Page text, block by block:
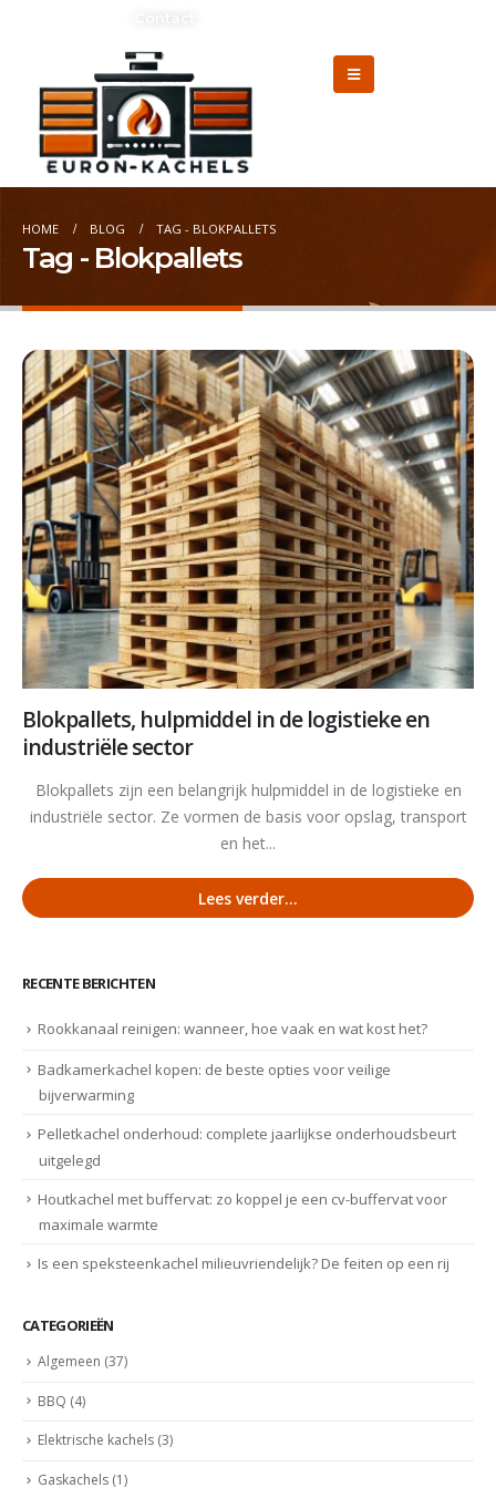
HOME BLOG TAG - BLOKPALLETS
Tag - Blokpallets
Blokpallets, hulpmiddel in de logistieke en
industriële sector
Blokpallets zijn een belangrijk hulpmiddel in de logistieke en
industriële sector. Ze vormen de basis voor opslag, transport
en het...
Lees verder...
RECENTE BERICHTEN
Rookkanaal reinigen: wanneer, hoe vaak en wat kost het?
Badkamerkachel kopen: de beste opties voor veilige
bijverwarming
Pelletkachel onderhoud: complete jaarlijkse onderhoudsbeurt
uitgelegd
Houtkachel met buffervat: zo koppel je een cv-buffervat voor
maximale warmte
Is een speksteenkachel milieuvriendelijk? De feiten op een rij
CATEGORIEËN
Algemeen (37)
BBQ (4)
Elektrische kachels (3)
Gaskachels (1)